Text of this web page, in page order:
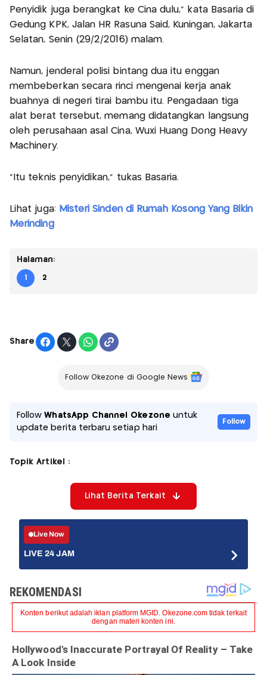
Penyidik juga berangkat ke Cina dulu," kata Basaria di
Gedung KPK, Jalan HR Rasuna Said, Kuningan, Jakarta
Selatan, Senin (29/2/2016) malam.
Namun, jenderal polisi bintang dua itu enggan
membeberkan secara rinci mengenai kerja anak
buahnya di negeri tirai bambu itu. Pengadaan tiga
alat berat tersebut, memang didatangkan langsung
oleh perusahaan asal Cina, Wuxi Huang Dong Heavy
Machinery.
"Itu teknis penyidikan," tukas Basaria.
Lihat juga: Misteri Sinden di Rumah Kosong Yang Bikin
Merinding
Halaman:
1 2
Share
Follow Okezone di Google News
FollowWhatsApp Channel Okezone untuk
update berita terbaru setiap hari
Follow
Topik Artikel :
Lihat Berita Terkait
Live Now
LIVE 24 JAM